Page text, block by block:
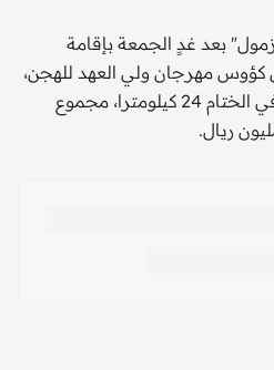
بعد غدٍ الجمعة بإقامة
كؤوس مهرجان ولي العهد للهجن،
تقطع فيه الهجن المشاركة في الختام 24 كيلومترا، مجموع